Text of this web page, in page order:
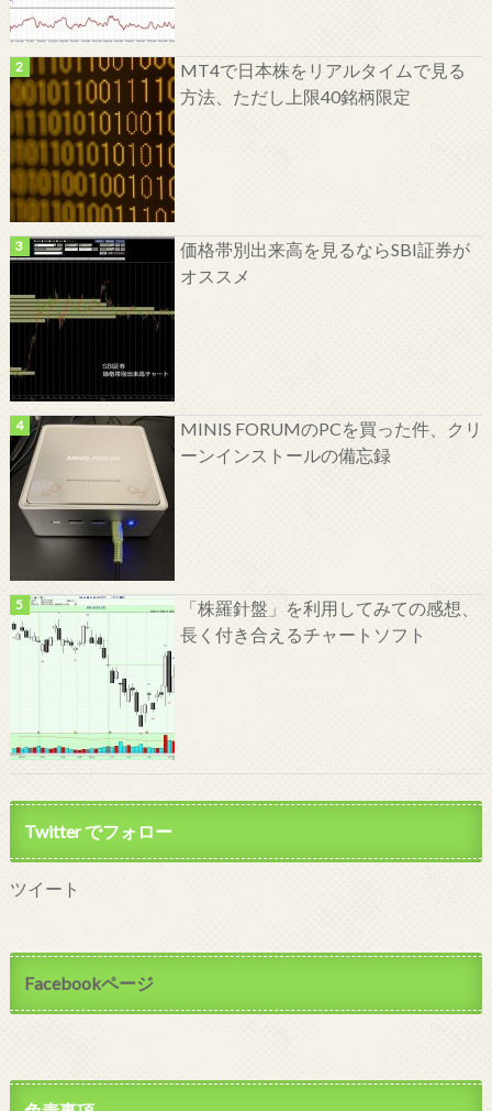
MT4で日本株をリアルタイムで見る
方法、ただし上限40銘柄限定
価格帯別出来高を見るならSBI証券が
オススメ
MINIS FORUMのPCを買った件、クリ
ーンインストールの備忘録
「株羅針盤」を利用してみての感想、
長く付き合えるチャートソフト
Twitter でフォロー
ツイート
Facebookページ